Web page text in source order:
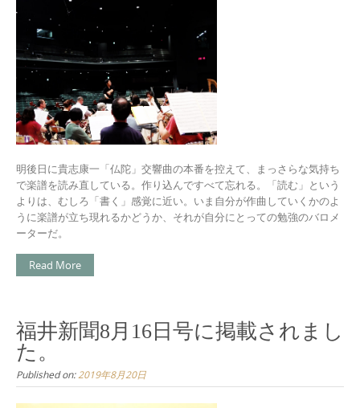
明後日に貴志康一「仏陀」交響曲の本番を控えて、まっさらな気持ち
で楽譜を読み直している。作り込んですべて忘れる。「読む」という
よりは、むしろ「書く」感覚に近い。いま自分が作曲していくかのよ
うに楽譜が立ち現れるかどうか、それが自分にとっての勉強のバロメ
ーターだ。
Read More
福井新聞8月16日号に掲載されまし
た。
Published on:2019年8月20日